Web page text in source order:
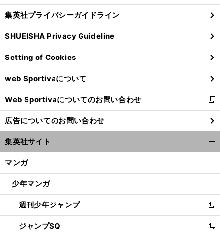
る
し
い
ウ
ィ
ン
ド
ウ
で
開
く
集英社プライバシーガイドライン
SHUEISHA Privacy Guideline
Setting of Cookies
web Sportivaについて
Web Sportivaについてのお問い合わせ
新
し
い
ウ
ィ
ン
ウ
開
く
広告についてのお問い合わせ
集英社サイト
マンガ
少年マンガ
週刊少年ジャンプ
新
し
い
ジャンプSQ
新